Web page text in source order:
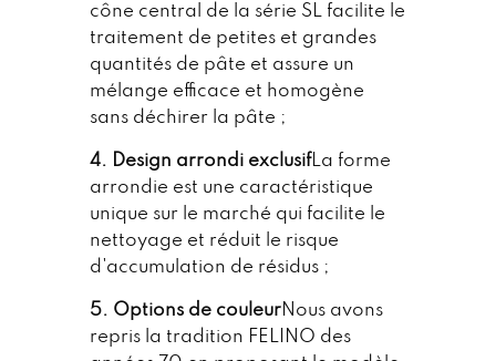
cône central de la série SL facilite le
traitement de petites et grandes
quantités de pâte et assure un
mélange efficace et homogène
sans déchirer la pâte ;
4. Design arrondi exclusifLa forme
arrondie est une caractéristique
unique sur le marché qui facilite le
nettoyage et réduit le risque
d'accumulation de résidus ;
5. Options de couleurNous avons
repris la tradition FELINO des